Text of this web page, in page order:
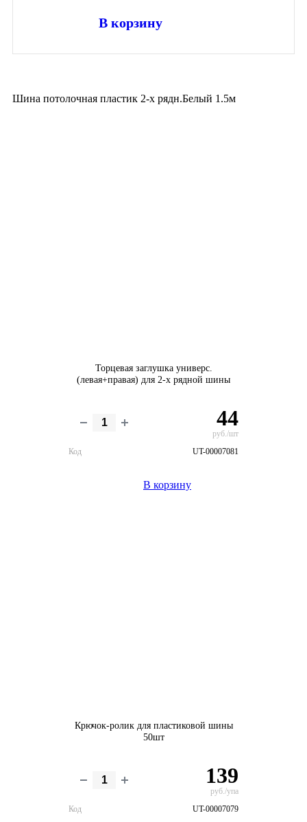
В корзину
Шина потолочная пластик 2-х рядн.Белый 1.5м
Торцевая заглушка универс.
(левая+правая) для 2-х рядной шины
44
руб./шт
Код
UT-00007081
В корзину
Крючок-ролик для пластиковой шины
50шт
139
руб./упа
Код
UT-00007079